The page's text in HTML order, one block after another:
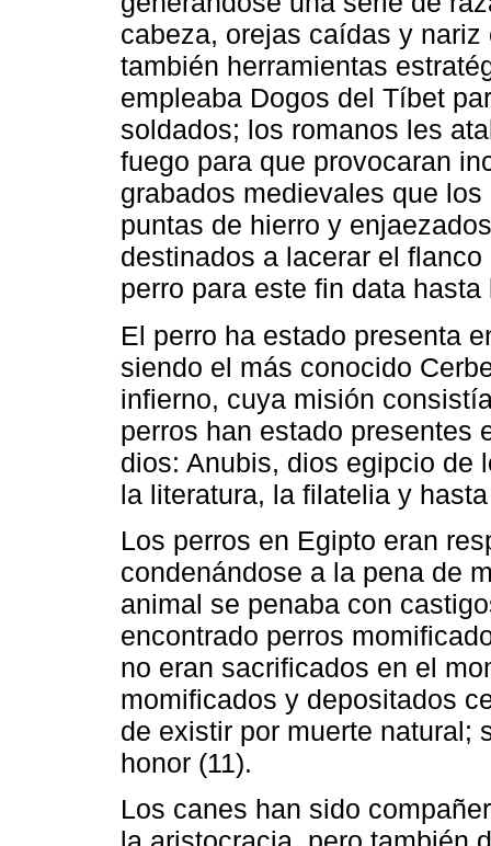
cabeza, orejas caídas y
también herramientas
empleaba Dogos del Tíbet
soldados; los romanos les
fuego para que provocaran
grabados medievales que
puntas de hierro y
destinados a lacerar el
perro para este fin data
El perro ha estado presenta
siendo el más conocido
infierno, cuya misión
perros han estado presentes
dios: Anubis, dios egipcio de
la literatura, la filatelia y
Los perros en Egipto eran
condenándose a la pena de
animal se penaba con
encontrado perros
no eran sacrificados en el
momificados y depositados
de existir por muerte natural;
honor (11).
Los canes han sido